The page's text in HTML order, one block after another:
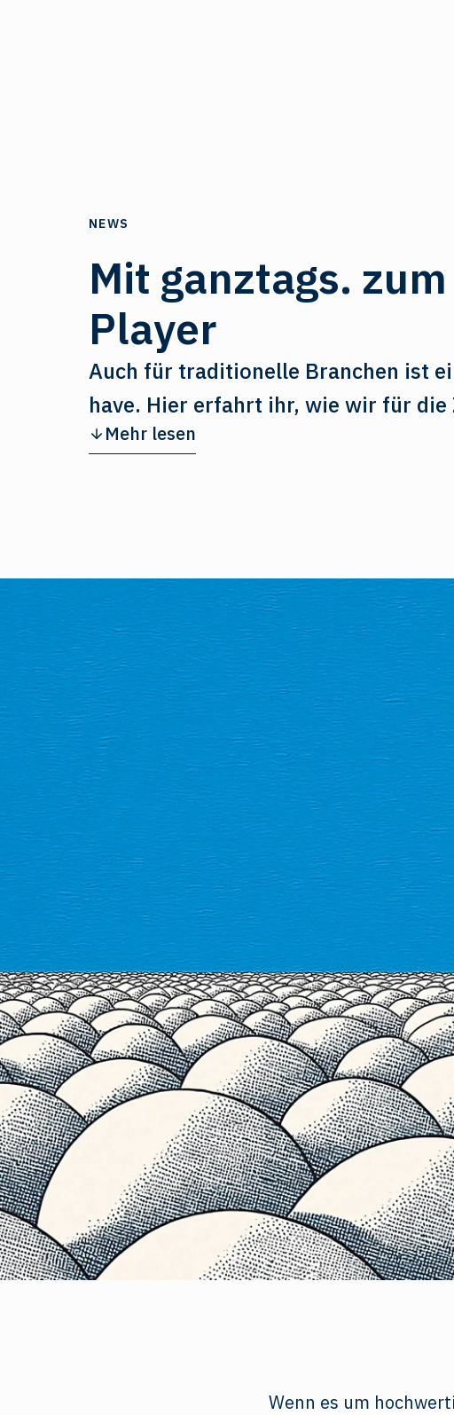
NEWS
Mit ganztags.
Player
Auch für traditionelle Branchen ist
have. Hier erfahrt ihr, wie wir für die
Mehr lesen
Wenn es um